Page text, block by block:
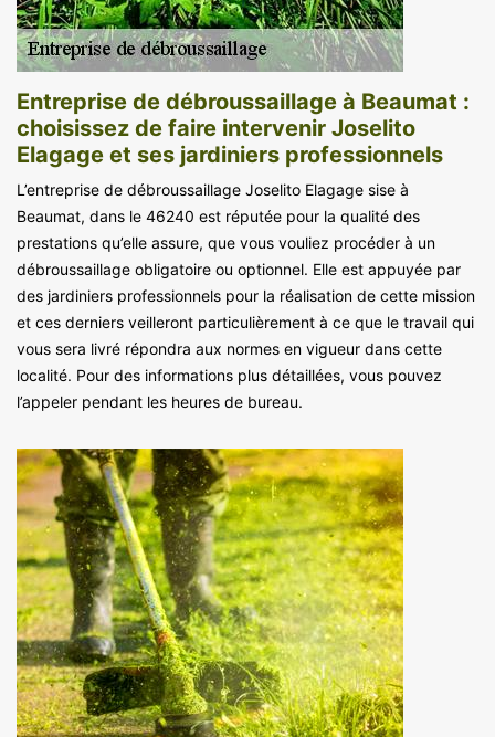
Entreprise de débroussaillage à Beaumat :
choisissez de faire intervenir Joselito
Elagage et ses jardiniers professionnels
L’entreprise de débroussaillage Joselito Elagage sise à
Beaumat, dans le 46240 est réputée pour la qualité des
prestations qu’elle assure, que vous vouliez procéder à un
débroussaillage obligatoire ou optionnel. Elle est appuyée par
des jardiniers professionnels pour la réalisation de cette mission
et ces derniers veilleront particulièrement à ce que le travail qui
vous sera livré répondra aux normes en vigueur dans cette
localité. Pour des informations plus détaillées, vous pouvez
l’appeler pendant les heures de bureau.